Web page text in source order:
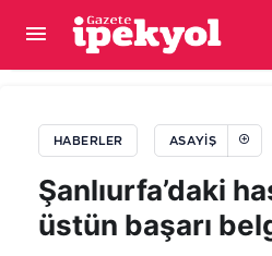
HABERLER ASAYIŞ
Şanlıurfa’daki
üstün başarı
30 ilde DEAŞ'a dev